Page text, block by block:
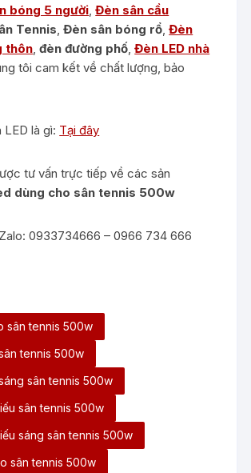
bóng 5 người,Đèn sân cầu
Tennis,Đèn sân bóng rổ,Đèn
thôn,đèn đường phố,Đèn LED nhà
tôi cam kết về chất lượng, bảo
LED là gì: Tại đây
tư vấn trực tiếp về các sản
dùng cho sân tennis 500w
0933734666 – 0966 734 666
sân tennis 500w
tennis 500w
sân tennis 500w
sân tennis 500w
sáng sân tennis 500w
sân tennis 500w